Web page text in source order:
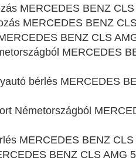
MERCEDES BENZ
MERCEDES BENZ
BENZ CLS
MERCEDES
bérlés MERCEDES
Németországból
MERCEDES BENZ
BENZ CLS AMG